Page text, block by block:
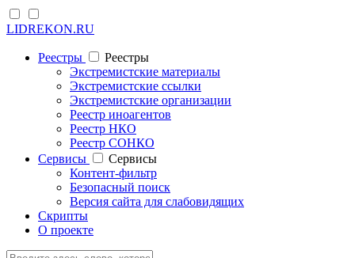
LIDREKON.RU
Реестры
Реестры
Экстремистские материалы
Экстремистские ссылки
Экстремистские организации
Реестр иноагентов
Реестр НКО
Реестр СОНКО
Cервисы
Cервисы
Контент-фильтр
Безопасный поиск
Версия сайта для слабовидящих
Скрипты
О проекте